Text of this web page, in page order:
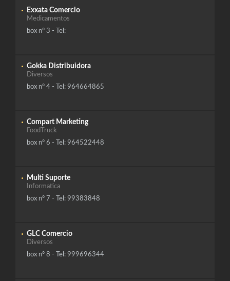
Exxata Comercio
Medicamentos
box nº 3 - Tel:
Gokka Distribuidora
Diversos
box nº 4 - Tel: 964664865
Compart Marketing
FoodTruck
box nº 6 - Tel: 964522448
Multi Suporte
Informatica
box nº 7 - Tel: 99383848
GLC Comercio
Diversos
box nº 8 - Tel: 999696344